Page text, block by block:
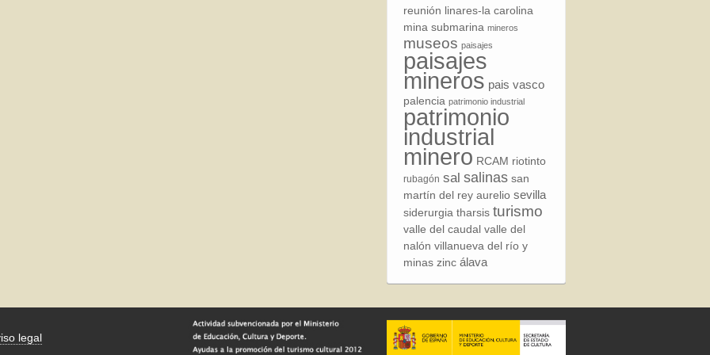
reunión linares-la carolina
mina submarina mineros
museos paisajes
paisajes
mineros pais vasco
palencia patrimonio industrial
patrimonio
industrial
minero RCAM riotinto
rubagón sal salinas san
martín del rey aurelio sevilla
siderurgia tharsis turismo
valle del caudal valle del
nalón villanueva del río y
minas zinc álava
legal